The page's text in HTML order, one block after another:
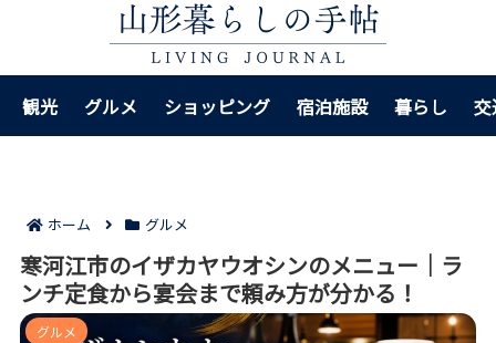
観光 グルメ ショッピング 宿泊施設 暮らし
ホーム グルメ
寒河江市のイザカヤウオシンのメニュー｜ラ
ンチ定食から宴会まで頼み方が分かる！
グルメ